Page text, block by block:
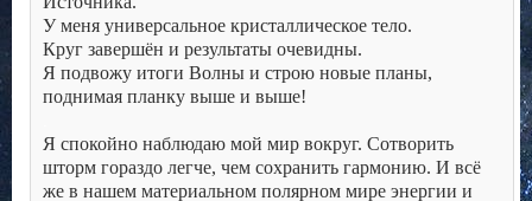
У меня универсальное кристаллическое тело.
Круг завершён и результаты очевидны.
Я подвожу итоги Волны и строю новые планы,
поднимая планку выше и выше!
Я спокойно наблюдаю мой мир вокруг. Сотворить
шторм гораздо легче, чем сохранить гармонию. И всё
же в нашем материальном полярном мире энергии и